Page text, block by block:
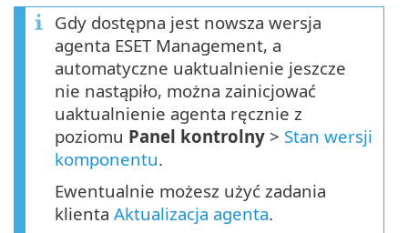
Gdy dostępna jest nowsza wersja
agenta ESET Management, a
automatyczne uaktualnienie jeszcze
nie nastąpiło, można zainicjować
uaktualnienie agenta ręcznie z
poziomu Panel kontrolny > Stan wersji
komponentu.
Ewentualnie możesz użyć zadania
klienta Aktualizacja agenta.